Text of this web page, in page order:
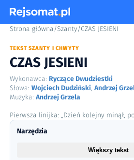
Strona główna/Szanty/CZAS JESIENI
TEKST SZANTY I CHWYTY
CZAS JESIENI
Wykonawca: Ryczące Dwudziestki
Słowa: Wojciech Dudziński, Andrzej
Muzyka: Andrzej Grzela
Pierwsza linijka: „Dzień kolejny minął,
Narzędzia
Większy tekst